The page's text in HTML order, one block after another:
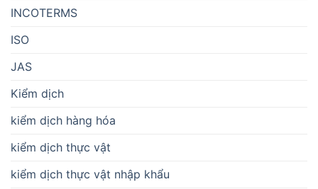
INCOTERMS
ISO
JAS
Kiểm dịch
kiểm dịch hàng hóa
kiểm dịch thực vật
kiểm dịch thực vật nhập khẩu